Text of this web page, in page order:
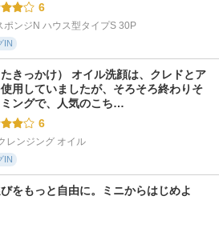
6
ポンジN ハウス型タイプS 30P
IN
たきっかけ） オイル洗顔は、クレドとア
用していましたが、そろそろ終わりそ
ミングで、人気のこち…
6
レンジング オイル
IN
をもっと自由に。ミニからはじめよ